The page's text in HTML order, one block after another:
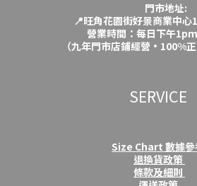
門市地址:
📍旺角花園街好景商業中心
營業時間：每日下午
（九年門市店鋪經營·100%正
SERVICE
Size Chart 數據參
退換貨政策
條款及細則